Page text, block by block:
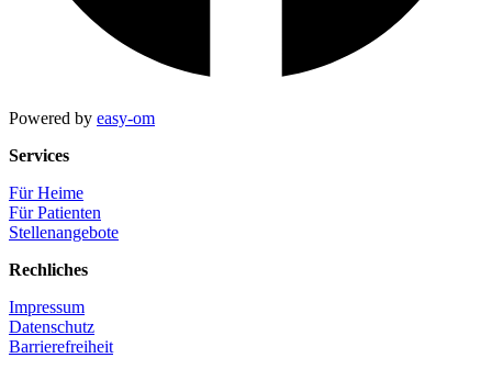
Powered by easy-om
Services
Für Heime
Für Patienten
Stellenangebote
Rechliches
Impressum
Datenschutz
Barrierefreiheit